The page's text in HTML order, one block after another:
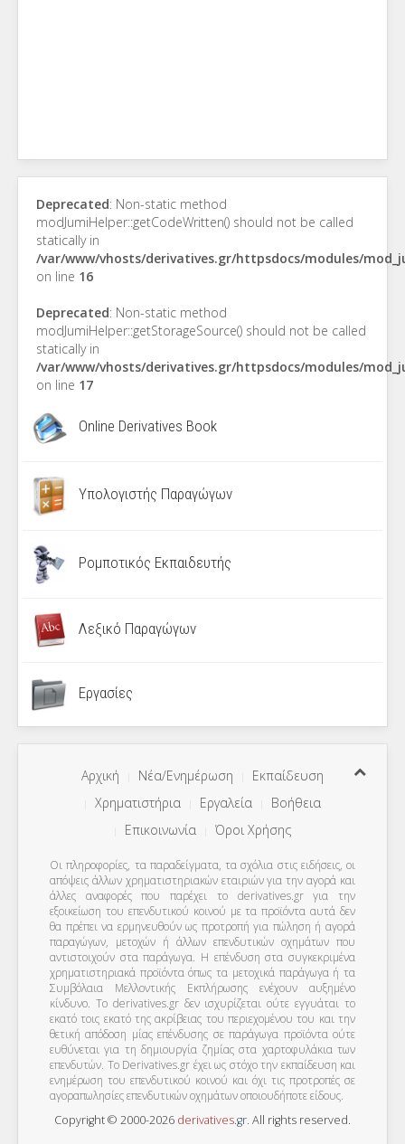
Deprecated: Non-static method
modJumiHelper::getCodeWritten() should not be called
statically in
/var/www/vhosts/derivatives.gr/httpsdocs/modules/
on line 16
Deprecated: Non-static method
modJumiHelper::getStorageSource() should not be called
statically in
/var/www/vhosts/derivatives.gr/httpsdocs/modules/
on line 17
Online Derivatives Book
Υπολογιστής Παραγώγων
Ρομποτικός Εκπαιδευτής
Λεξικό Παραγώγων
Εργασίες
Αρχική Νέα/Ενημέρωση
Εκπαίδευση
Χρηματιστήρια
Εργαλεία
Βοήθεια
Επικοινωνία
Όροι Χρήσης
Οι πληροφορίες, τα παραδείγματα, τα σχόλια στις ειδήσεις, οι
απόψεις άλλων χρηματιστηριακών εταιριών για την αγορά και
άλλες αναφορές που παρέχει το derivatives.gr για την
εξοικείωση του επενδυτικού κοινού με τα προϊόντα αυτά δεν
θα πρέπει να ερμηνευθούν ως προτροπή για πώληση ή αγορά
παραγώγων, μετοχών ή άλλων επενδυτικών οχημάτων που
αντιστοιχούν στα παράγωγα. Η επένδυση στα συγκεκριμένα
χρηματιστηριακά προϊόντα όπως τα μετοχικά παράγωγα ή τα
Συμβόλαια Μελλοντικής Εκπλήρωσης ενέχουν αυξημένο
κίνδυνο. Το derivatives.gr δεν ισχυρίζεται ούτε εγγυάται το
εκατό τοις εκατό της ακρίβειας του περιεχομένου του και την
θετική απόδοση μίας επένδυσης σε παράγωγα προϊόντα ούτε
ευθύνεται για τη δημιουργία ζημίας στα χαρτοφυλάκια των
επενδυτών. To Derivatives.gr έχει ως στόχο την εκπαίδευση και
ενημέρωση του επενδυτικού κοινού και όχι τις προτροπές σε
αγοραπωλησίες επενδυτικών οχημάτων οποιουδήποτε είδους.
Copyright © 2000-2026 derivatives.gr. All rights reserved.